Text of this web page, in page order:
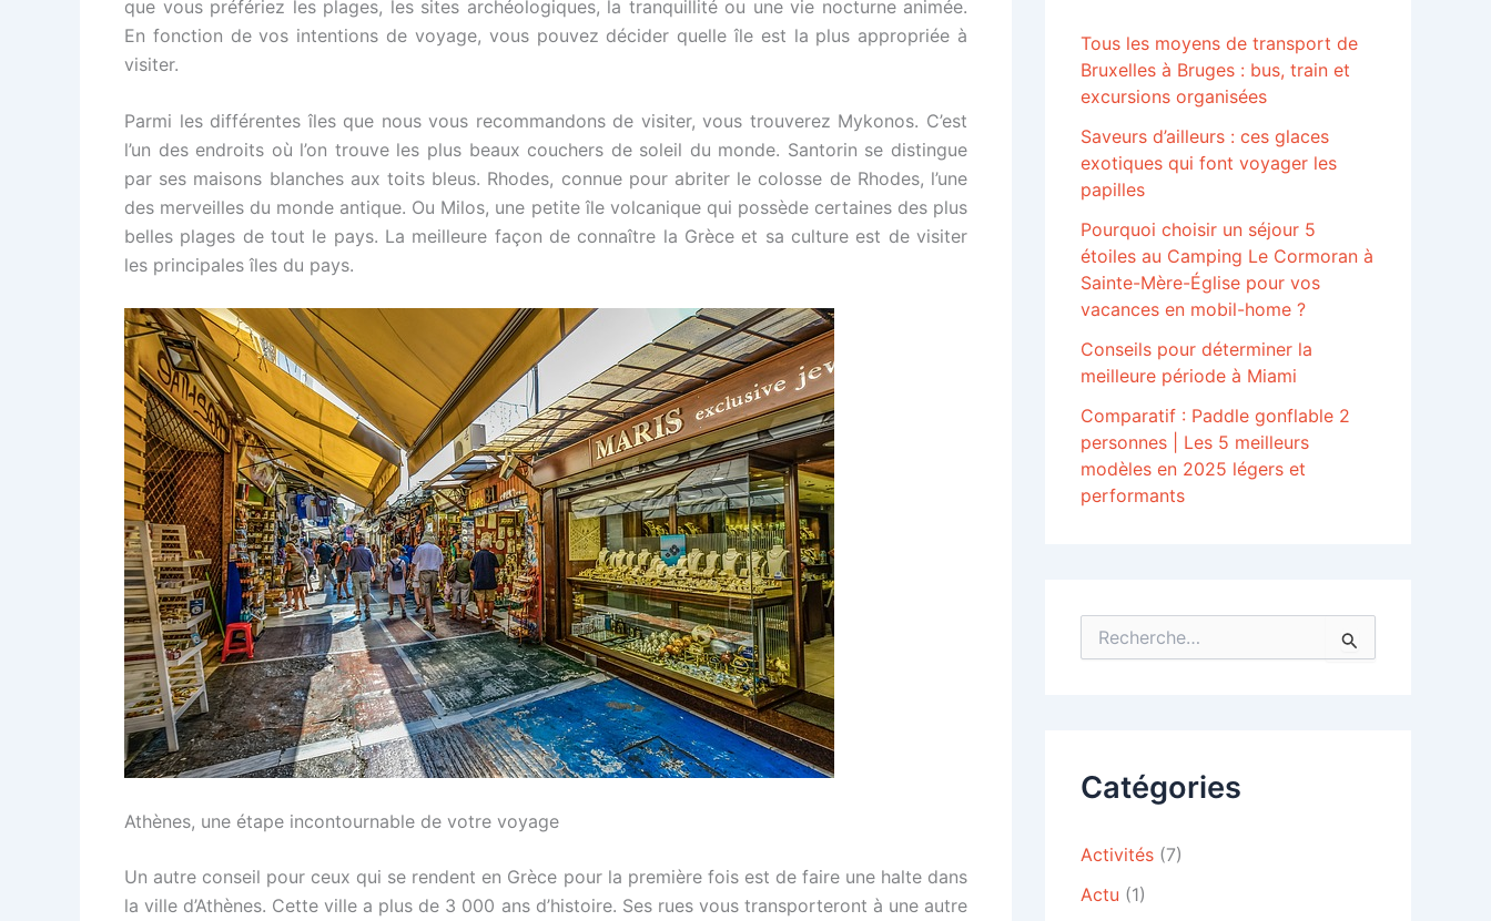
que vous préfériez les plages, les sites archéologiques, la tranquillité ou une vie nocturne animée.
En fonction de vos intentions de voyage, vous pouvez décider quelle île est la plus appropriée à
visiter.
Parmi les différentes îles que nous vous recommandons de visiter, vous trouverez Mykonos. C’est
l’un des endroits où l’on trouve les plus beaux couchers de soleil du monde. Santorin se distingue
par ses maisons blanches aux toits bleus. Rhodes, connue pour abriter le colosse de Rhodes, l’une
des merveilles du monde antique. Ou Milos, une petite île volcanique qui possède certaines des plus
belles plages de tout le pays. La meilleure façon de connaître la Grèce et sa culture est de visiter
les principales îles du pays.
Athènes, une étape incontournable de votre voyage
Un autre conseil pour ceux qui se rendent en Grèce pour la première fois est de faire une halte dans
la ville d’Athènes. Cette ville a plus de 3 000 ans d’histoire. Ses rues vous transporteront à une autre
Tous les moyens de transport de
Bruxelles à Bruges : bus, train et
excursions organisées
Saveurs d’ailleurs : ces glaces
exotiques qui font voyager les
papilles
Pourquoi choisir un séjour 5
étoiles au Camping Le Cormoran à
Sainte-Mère-Église pour vos
vacances en mobil-home ?
Conseils pour déterminer la
meilleure période à Miami
Comparatif : Paddle gonflable 2
personnes | Les 5 meilleurs
modèles en 2025 légers et
performants
h
e
Catégories
Activités (7)
Actu (1)